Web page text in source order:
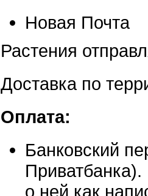
Новая Почта
Растения
Доставка по
Оплата:
Банковский
о ней как